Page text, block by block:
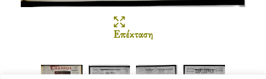
Επέκταση